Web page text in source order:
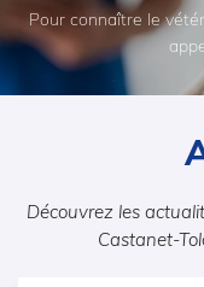
Pour connaître le
Découvrez les
Castanet-